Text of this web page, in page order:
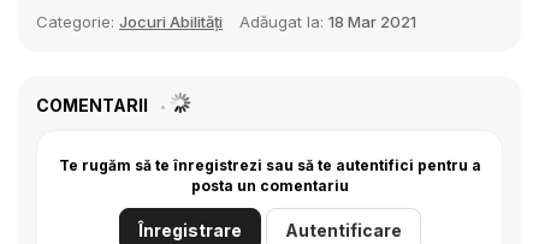
Categorie: Jocuri Abilități Adăugat la: 18 Mar 2021
COMENTARII
Te rugăm să te înregistrezi sau să te autentifici pentru a
posta un comentariu
Înregistrare Autentificare